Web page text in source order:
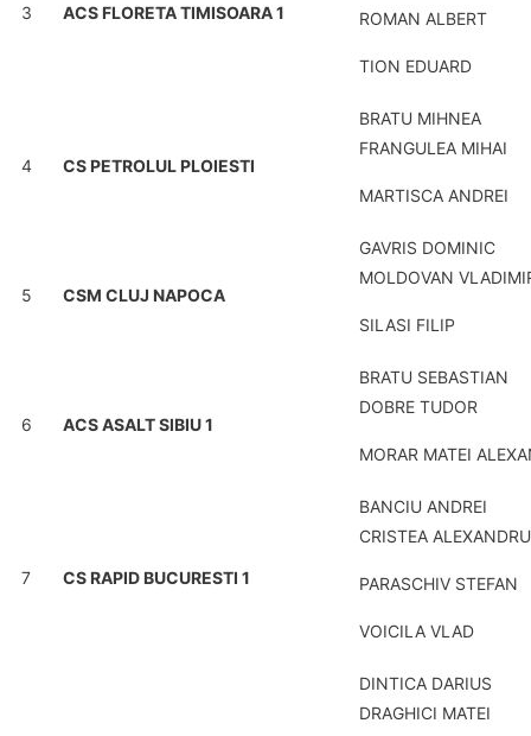
3 ACS FLORETA TIMISOARA 1 ROMAN ALBERT
TION EDUARD
4 CS PETROLUL PLOIESTI
BRATU MIHNEA
FRANGULEA MIHAI
MARTISCA ANDREI
5 CSM CLUJ NAPOCA
GAVRIS DOMINIC
MOLDOVAN
SILASI FILIP
6 ACS ASALT SIBIU 1
BRATU SEBASTIAN
DOBRE TUDOR
MORAR MATEI
7 CS RAPID BUCURESTI 1
BANCIU ANDREI
CRISTEA ALEXANDRU
PARASCHIV STEFAN
VOICILA VLAD
DINTICA DARIUS
DRAGHICI MATEI